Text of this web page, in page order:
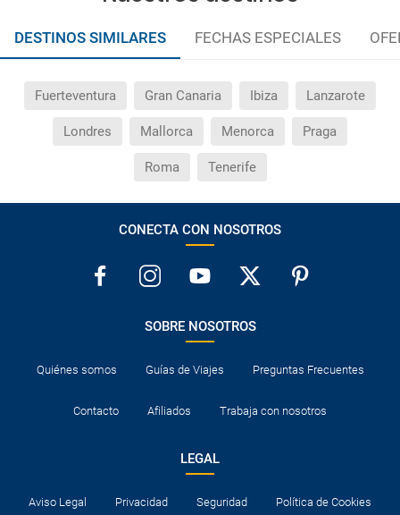
DESTINOS SIMILARES FECHAS ESPECIALES
Fuerteventura Gran Canaria Ibiza Lanzarote
Londres Mallorca Menorca Praga
Roma Tenerife
CONECTA CON NOSOTROS
SOBRE NOSOTROS
Quiénes somos Guías de Viajes Preguntas Frecuentes
Contacto Afiliados Trabaja con nosotros
LEGAL
Aviso Legal Privacidad Seguridad Política de Cookies